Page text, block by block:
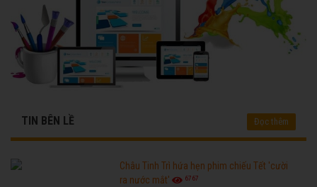
TIN BÊN LỀ Đọc thêm
Châu Tinh Trì hứa hẹn phim chiếu Tết 'cười
ra nước mắt'
6767